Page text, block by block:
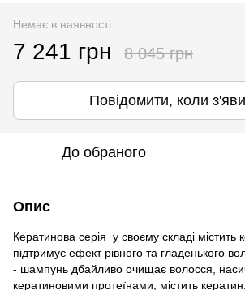
Немає в наявності
7 241 грн 8 045 грн
Повідомити, коли
До обраного
Опис
Кератинова серія у своєму складі містить
підтримує ефект рівного та гладенького
- шампунь дбайливо очищає волосся,
кератиновими протеїнами, містить